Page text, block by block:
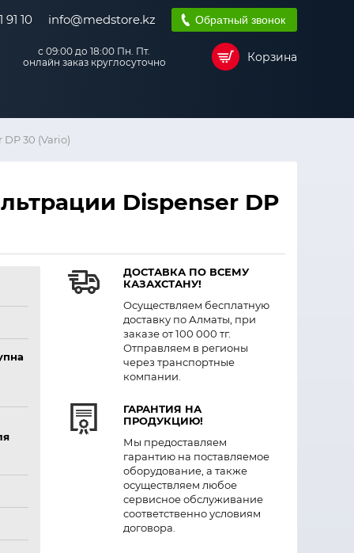
91 10 info@medstore.kz Обратный звонок
с 09:00 до 18:00 Пн. Пт.
онлайн заказ круглосуточно
Корзина
30 (Vario)
Dispenser DP
ДОСТАВКА ПО ВСЕМУ
КАЗАХСТАНУ!
Осуществляем бесплатную
доставку по Алматы, при
заказе от 100 000 тг.
Отправляем в регионы
через транспортные
компании.
ГАРАНТИЯ НА
ПРОДУКЦИЮ!
Мы предоставляем
гарантию на поставляемое
оборудование, а также
осуществляем любое
сервисное обслуживание
соответственно условиям
договора.